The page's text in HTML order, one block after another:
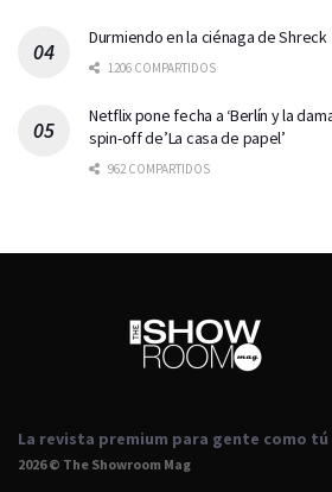
Durmiendo en la ciénaga de Shreck
1206 COMPARTIDOS
Netflix pone fecha a ‘Berlín y la
spin-off de’La casa de papel’
962 COMPARTIDOS
La revista premium para gente como tú
2026 © The Showroom Mag